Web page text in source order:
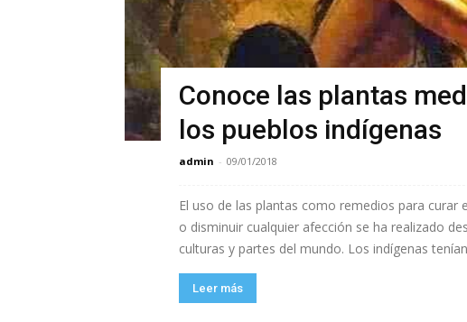
Conoce las plantas
los pueblos indígenas
admin - 09/01/2018
El uso de las plantas como remedios para curar
o disminuir cualquier afección se ha realizado
culturas y partes del mundo. Los indígenas
Leer más